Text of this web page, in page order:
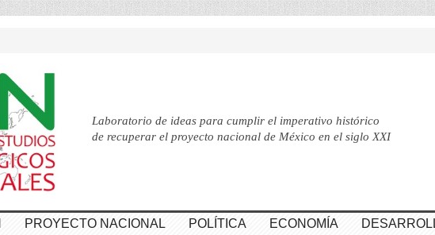
Laboratorio de ideas para cumplir el imperativo histórico
de recuperar el proyecto nacional de México en el siglo XXI
PROYECTO NACIONAL POLÍTICA ECONOMÍA